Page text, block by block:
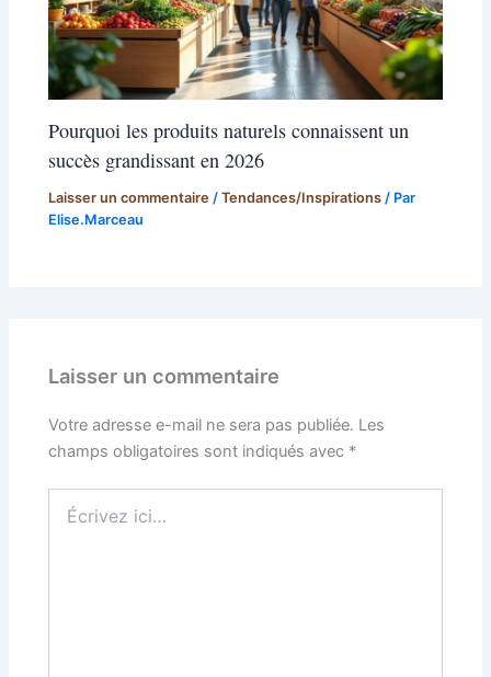
Pourquoi les produits naturels connaissent un
succès grandissant en 2026
Laisser un commentaire /Tendances/Inspirations / Par
Elise.Marceau
Laisser un commentaire
Votre adresse e-mail ne sera pas publiée. Les
champs obligatoires sont indiqués avec *
ici…